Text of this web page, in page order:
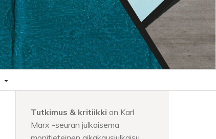
Tutkimus & kritiikki on Karl
Marx -seuran julkaisema